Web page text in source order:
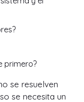
primero?
se resuelven
se necesita un